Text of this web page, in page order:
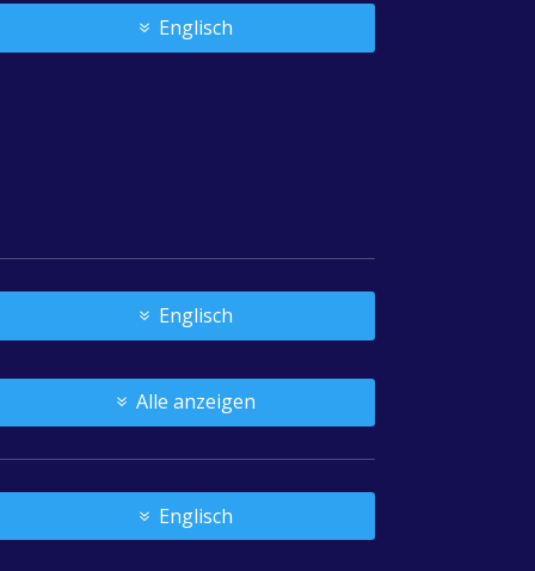
Englisch
Englisch
Alle anzeigen
Englisch